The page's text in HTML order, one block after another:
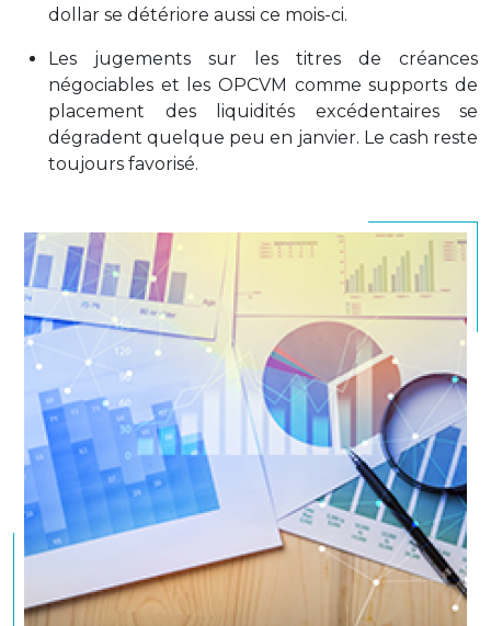
dollar se détériore aussi ce mois-ci.
Les jugements sur les titres de créances
négociables et les OPCVM comme supports de
placement des liquidités excédentaires se
dégradent quelque peu en janvier. Le cash reste
toujours favorisé.